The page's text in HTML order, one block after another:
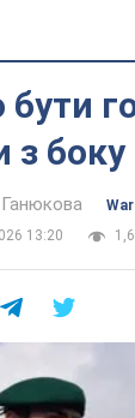
з боку
War
13:20